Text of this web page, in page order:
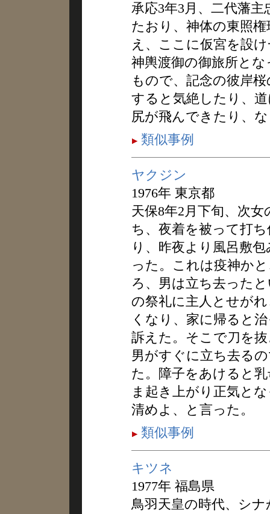
承応3年3月、二代藩
たおり、神体の東照
え、ここに仮宮を設
神輿渡御の御旅所と
もので、記念の彼岸
すると気絶したり、
尻が飛んできたり、
類似事例
ヤクジン
1976年 東京都
天保8年2月下旬、次
ち、夜着を被って打
り、昨夜より風呂敷
った。これは疫神か
ろ、男は立ち去った
の祭礼に主人とせが
くなり、家に帰ると
訴えた。そこで刀を
男がすぐに立ち去る
た。障子をあけると
ま起き上がり正気と
清めよ、と言った。
類似事例
キツネ
1977年 福島県
鳥羽天皇の時代、シ